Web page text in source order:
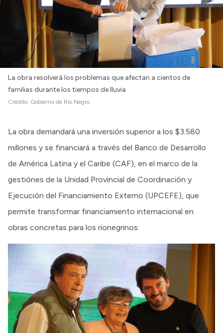
La obra resolverá los problemas que afectan a cientos de
familias durante los tiempos de lluvia
Crédito: Gobierno de Río Negro
La obra demandará una inversión superior a los $3.580
millones y se financiará a través del Banco de Desarrollo
de América Latina y el Caribe (CAF), en el marco de la
gestiónes de la Unidad Provincial de Coordinación y
Ejecución del Financiamiento Externo (UPCEFE), que
permite transformar financiamiento internacional en
obras concretas para los rionegrinos.